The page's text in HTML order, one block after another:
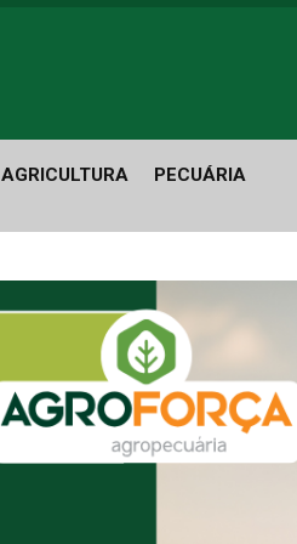
AGRICULTURA PECUÁRIA